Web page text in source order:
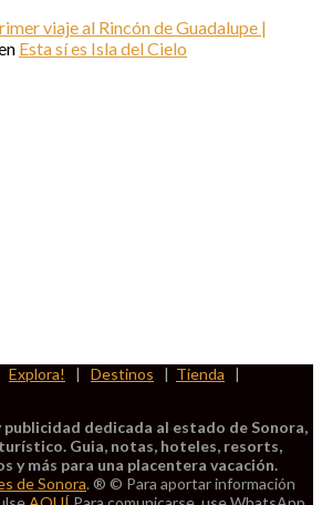
viaje al Rincón de Guadalupe |
Esta sí es Isla del Cielo
Explora! | Destinos | Tienda |
publicidad dedicada al estado de Sonora,
Guia, notas, hoteles, resorts,
y más para una placentera vacación.
de Sonora. ® © Para aportar información